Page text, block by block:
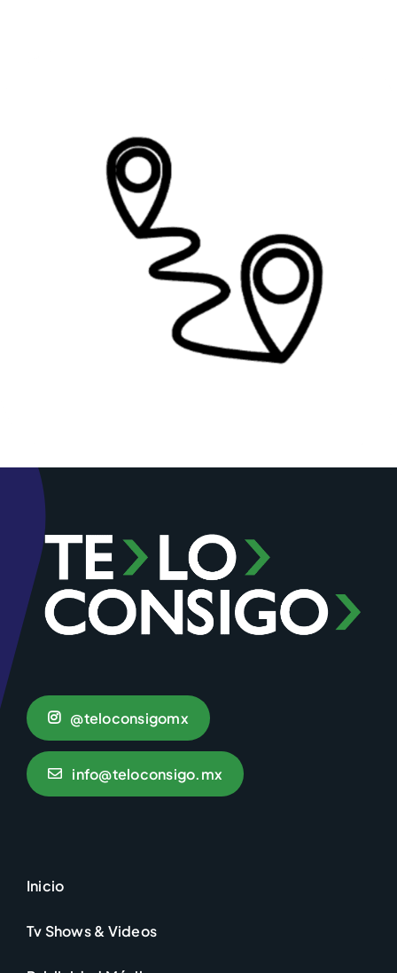
@teloconsigomx
info@teloconsigo.mx
Inicio
Tv Shows & Videos